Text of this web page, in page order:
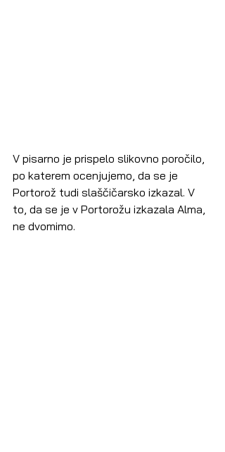
V pisarno je prispelo slikovno poročilo,
po katerem ocenjujemo, da se je
Portorož tudi slaščičarsko izkazal. V
to, da se je v Portorožu izkazala Alma,
ne dvomimo.